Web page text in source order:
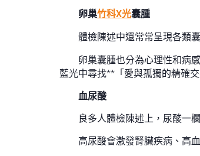
卵巢竹科X光囊腫
體檢陳述中還常常呈現各類
卵巢囊腫也分為心理性和病
藍光中尋找**「愛與孤獨的精確
血尿酸
良多人體檢陳述上，尿酸一
高尿酸會激發腎臟疾病、高